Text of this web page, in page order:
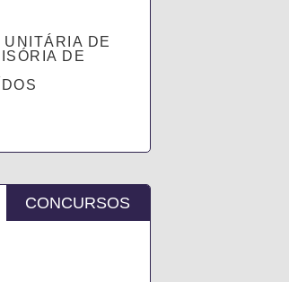
UNITÁRIA DE
DE
CONCURSOS